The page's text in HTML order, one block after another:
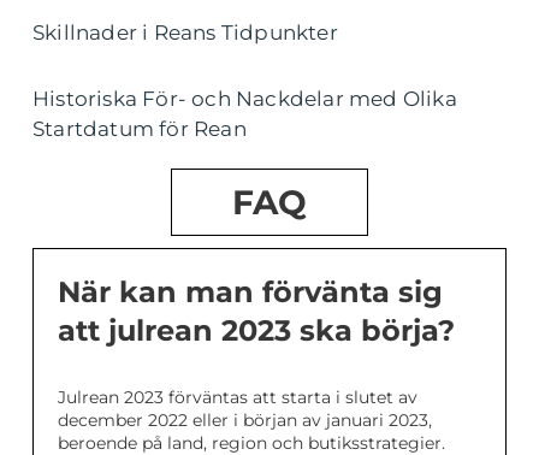
Skillnader i Reans Tidpunkter
Historiska För- och Nackdelar med Olika
Startdatum för Rean
FAQ
När kan man förvänta sig
att julrean 2023 ska börja?
Julrean 2023 förväntas att starta i slutet av
december 2022 eller i början av januari 2023,
beroende på land, region och butiksstrategier.